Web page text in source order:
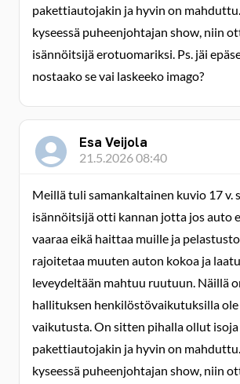
pakettiautojakin ja hyvin on
kyseessä puheenjohtajan show, niin
isännöitsijä erotuomariksi. Ps. jäi
nostaako se vai laskeeko imago?
Esa Veijola
21.5.2026 08:40
Meillä tuli samankaltainen kuvio 17 v.
isännöitsijä otti kannan jotta jos auto
vaaraa eikä haittaa muille ja
rajoitetaa muuten auton kokoa ja
leveydeltään mahtuu ruutuun. Näillä
hallituksen henkilöstövaikutuksilla
vaikutusta. On sitten pihalla ollut isoja
pakettiautojakin ja hyvin on
kyseessä puheenjohtajan show, niin